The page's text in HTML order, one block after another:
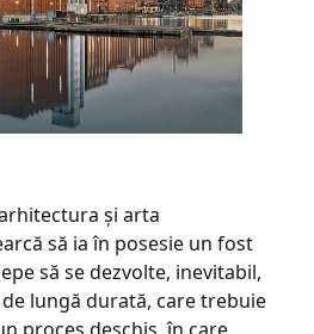
și arta
să ia în posesie un fost
să se dezvolte, inevitabil,
lungă durată, care trebuie